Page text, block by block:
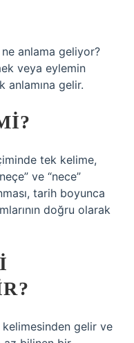
anlama geliyor?
veya eylemin
anlamına gelir.
tek kelime,
ve “nece”
tarih boyunca
doğru olarak
kelimesinden gelir ve